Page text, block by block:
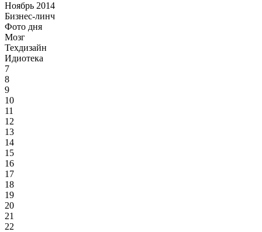
Ноябрь 2014
Бизнес-линч
Фото дня
Мозг
Техдизайн
Идиотека
7
8
9
10
11
12
13
14
15
16
17
18
19
20
21
22